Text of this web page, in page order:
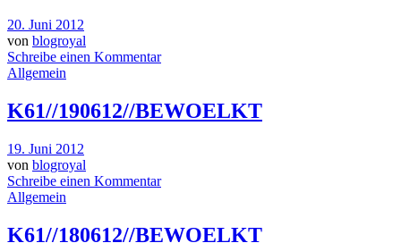
20. Juni 2012
von blogroyal
Schreibe einen Kommentar
Allgemein
K61//190612//BEWOELKT
19. Juni 2012
von blogroyal
Schreibe einen Kommentar
Allgemein
K61//180612//BEWOELKT